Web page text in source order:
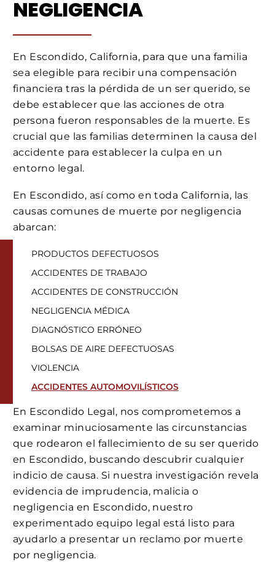
NEGLIGENCIA
En Escondido, California, para que una familia
sea elegible para recibir una compensación
financiera tras la pérdida de un ser querido, se
debe establecer que las acciones de otra
persona fueron responsables de la muerte. Es
crucial que las familias determinen la causa del
accidente para establecer la culpa en un
entorno legal.
En Escondido, así como en toda California, las
causas comunes de muerte por negligencia
abarcan:
PRODUCTOS DEFECTUOSOS
ACCIDENTES DE TRABAJO
ACCIDENTES DE CONSTRUCCIÓN
NEGLIGENCIA MÉDICA
DIAGNÓSTICO ERRÓNEO
BOLSAS DE AIRE DEFECTUOSAS
VIOLENCIA
ACCIDENTES AUTOMOVILÍSTICOS
En Escondido Legal, nos comprometemos a
examinar minuciosamente las circunstancias
que rodearon el fallecimiento de su ser querido
en Escondido, buscando descubrir cualquier
indicio de causa. Si nuestra investigación revela
evidencia de imprudencia, malicia o
negligencia en Escondido, nuestro
experimentado equipo legal está listo para
ayudarlo a presentar un reclamo por muerte
por negligencia.